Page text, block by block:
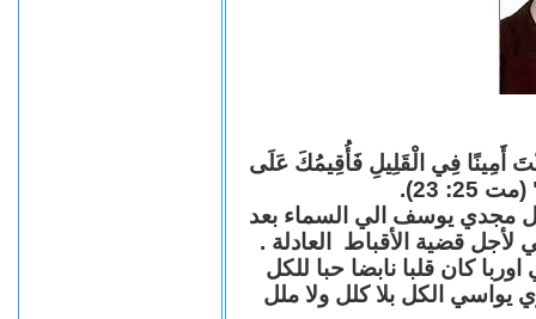
أَمِينًا فِي الْقَلِيلِ فَأُقِيمُكَ عَلَى
23).
مجدي يوسف الي السماء بعد
قضية الأقباط العادلة .
كان قلبا نابضا حبا للكل
يواسي الكل بلا كلل ولا ملل